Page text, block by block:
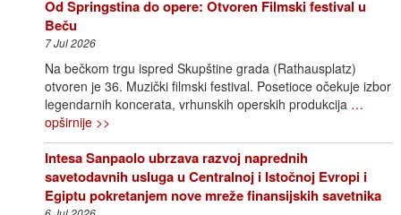
Od Springstina do opere: Otvoren Filmski festival u
Beču
7 Jul 2026
Na bečkom trgu ispred Skupštine grada (Rathausplatz)
otvoren je 36. Muzički filmski festival. Posetioce očekuje izbor
legendarnih koncerata, vrhunskih operskih produkcija …
opširnije >>
Intesa Sanpaolo ubrzava razvoj naprednih
savetodavnih usluga u Centralnoj i Istočnoj Evropi i
Egiptu pokretanjem nove mreže finansijskih savetnika